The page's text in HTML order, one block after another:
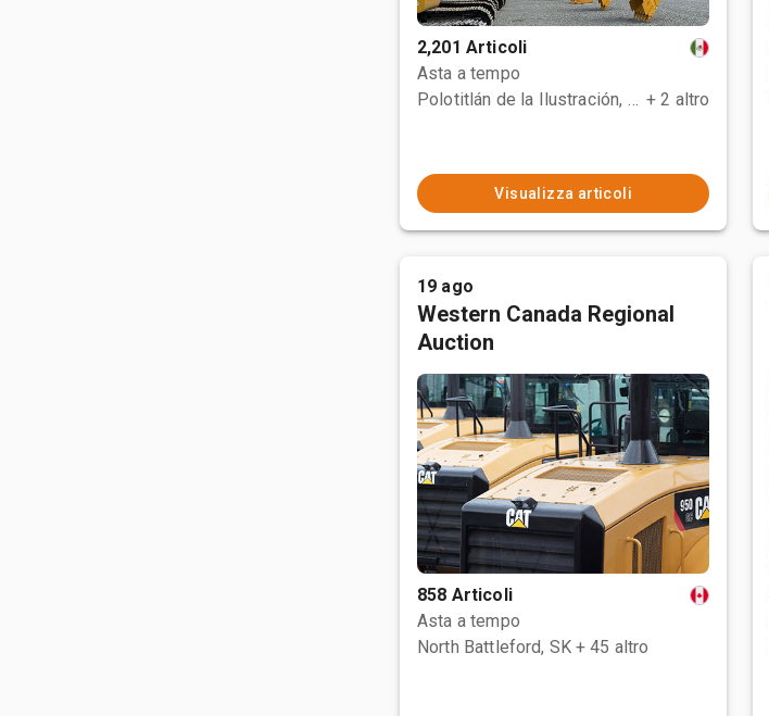
2,201 Articoli
Asta a tempo
Polotitlán de la Ilustración, MEX + 2 altro
Visualizza articoli
19 ago
Western Canada Regional
Auction
858 Articoli
Asta a tempo
North Battleford, SK + 45 altro